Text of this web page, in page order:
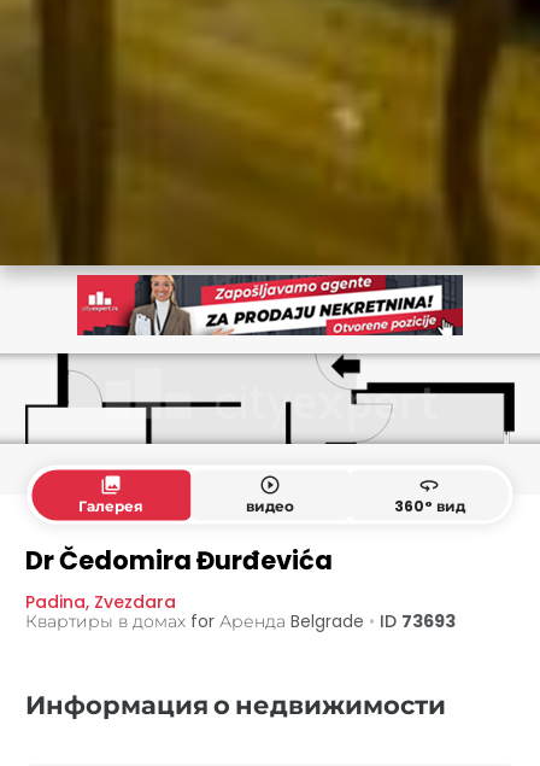
collections
Галерея
play_circle_outline
видео
360
360° вид
Dr Čedomira Đurđevića
Padina, Zvezdara
Квартиры в домах for Аренда Belgrade • ID 73693
Информация о недвижимости